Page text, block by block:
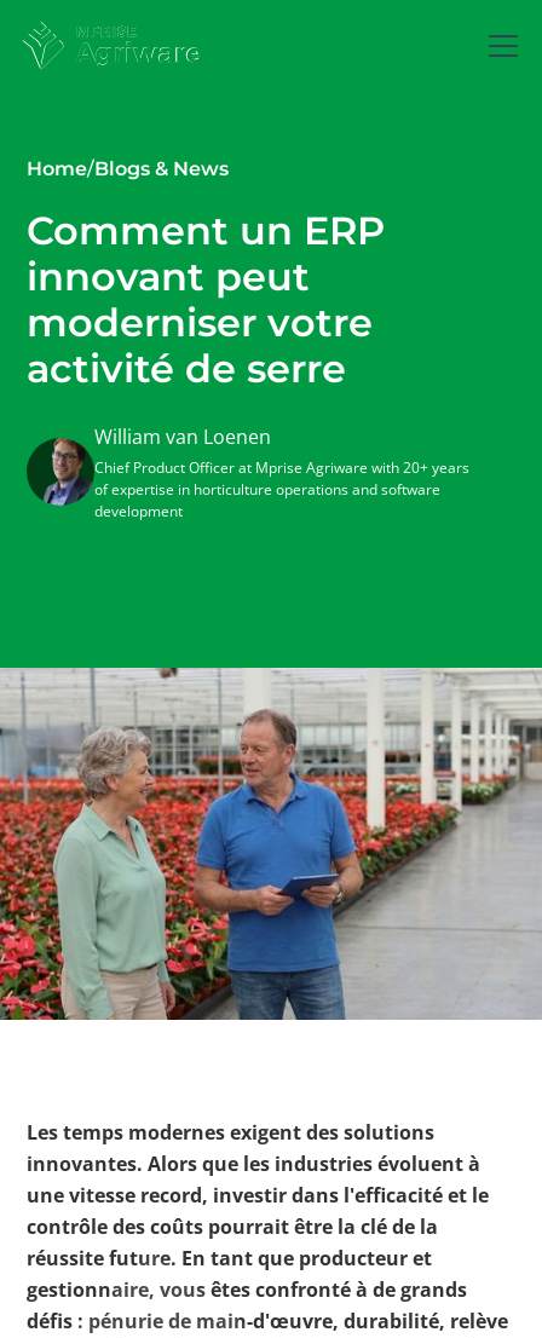
Home/Blogs & News
Comment un ERP
innovant peut
moderniser votre
activité de serre
William van Loenen
Chief Product Officer at Mprise Agriware with 20+ years
of expertise in horticulture operations and software
development
Les temps modernes exigent des solutions
innovantes. Alors que les industries évoluent à
une vitesse record, investir dans l'efficacité et le
contrôle des coûts pourrait être la clé de la
réussite future. En tant que producteur et
gestionnaire, vous êtes confronté à de grands
défis : pénurie de main-d'œuvre, durabilité, relève